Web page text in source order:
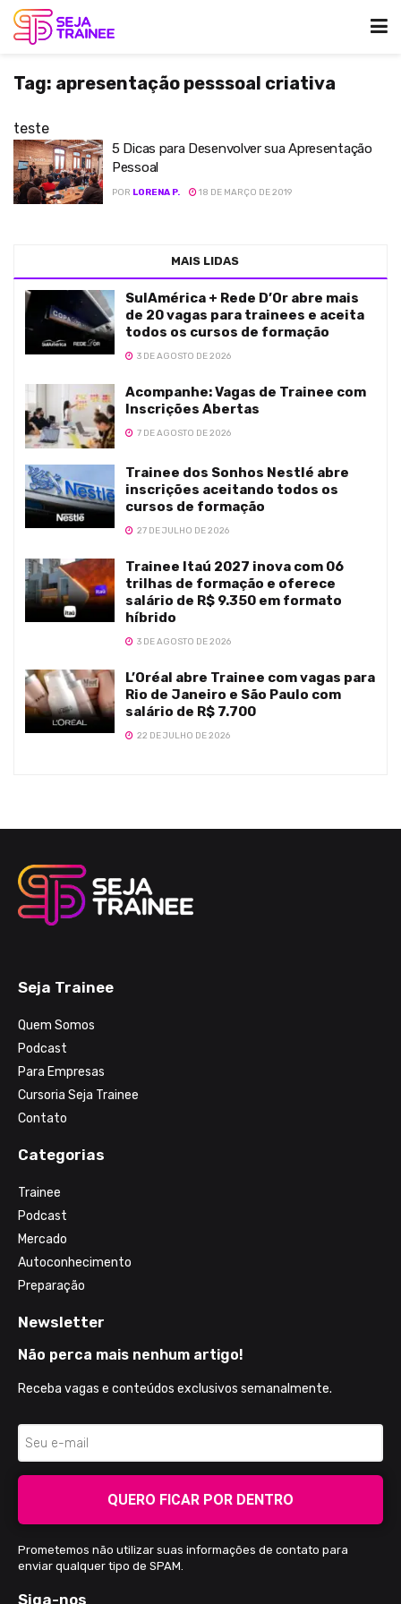
Tag: apresentação pesssoal criativa
teste
5 Dicas para Desenvolver sua Apresentação
Pessoal
POR LORENA P. 18 DE MARÇO DE 2019
MAIS LIDAS
SulAmérica + Rede D’Or abre mais
de 20 vagas para trainees e aceita
todos os cursos de formação
3 DE AGOSTO DE 2026
Acompanhe: Vagas de Trainee com
Inscrições Abertas
7 DE AGOSTO DE 2026
Trainee dos Sonhos Nestlé abre
inscrições aceitando todos os
cursos de formação
27 DE JULHO DE 2026
Trainee Itaú 2027 inova com 06
trilhas de formação e oferece
salário de R$ 9.350 em formato
híbrido
3 DE AGOSTO DE 2026
L’Oréal abre Trainee com vagas para
Rio de Janeiro e São Paulo com
salário de R$ 7.700
22 DE JULHO DE 2026
Seja Trainee
Quem Somos
Podcast
Para Empresas
Cursoria Seja Trainee
Contato
Categorias
Trainee
Podcast
Mercado
Autoconhecimento
Preparação
Newsletter
Não perca mais nenhum artigo!
Receba vagas e conteúdos exclusivos semanalmente.
QUERO FICAR POR DENTRO
Prometemos não utilizar suas informações de contato para
enviar qualquer tipo de SPAM.
Siga-nos